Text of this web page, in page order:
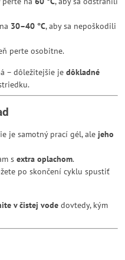
30–40 °C, aby sa nepoškodili
perte osobitne.
– dôležitejšie je dôkladné
je samotný prací gél, ale jeho
s extra oplachom.
po skončení cyklu spustiť
v čistej vode dovtedy, kým